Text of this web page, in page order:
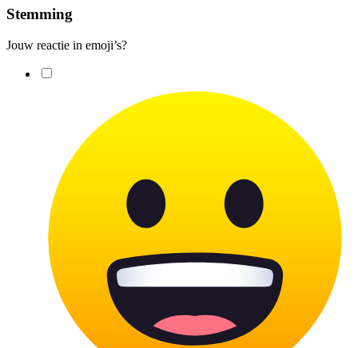
Stemming
Jouw reactie in emoji’s?